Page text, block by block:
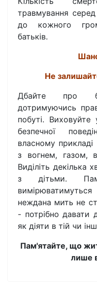
травмування
до кожного
батьків.
Не
Дбайте про
дотримуючись
побуті.
безпечної
власному
з вогнем, газом,
Виділіть декілька
з дітьми.
неждана мить не
- потрібно давати
як діяти в тій чи
Пам'ятайте, що
лише